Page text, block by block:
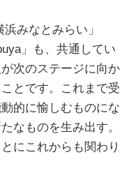
みなとみらい」
」も、共通してい
次のステージに向か
とです。これまで受
的に愉しむものにな
なものを生み出す。
にこれからも関わり